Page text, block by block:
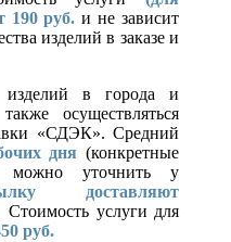
190 руб. и не зависит
изделий в заказе и
в города и
осуществляться
«СДЭК». Средний
дня (конкретные
можно уточнить у
доставляют
Стоимость услуги для
руб.